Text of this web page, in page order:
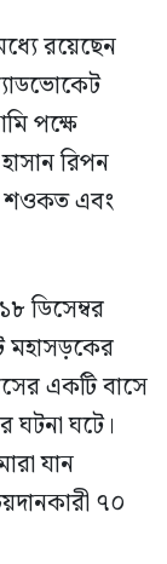
রয়েছেন
পক্ষে
রিপন
শওকত এবং
ডিসেম্বর
মহাসড়কের
একটি বাসে
ঘটনা ঘটে।
যান
৭০